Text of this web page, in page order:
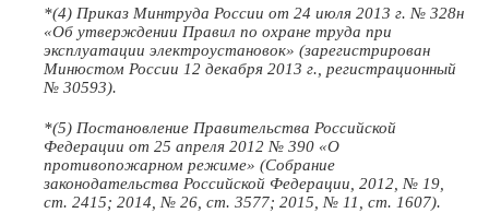
*(4) Приказ Минтруда России от 24 июля 2013 г. № 328н
«Об утверждении Правил по охране труда при
эксплуатации электроустановок» (зарегистрирован
Минюстом России 12 декабря 2013 г., регистрационный
№ 30593).
*(5) Постановление Правительства Российской
Федерации от 25 апреля 2012 № 390 «О
противопожарном режиме» (Собрание
законодательства Российской Федерации, 2012, № 19,
ст. 2415; 2014, № 26, ст. 3577; 2015, № 11, ст. 1607).